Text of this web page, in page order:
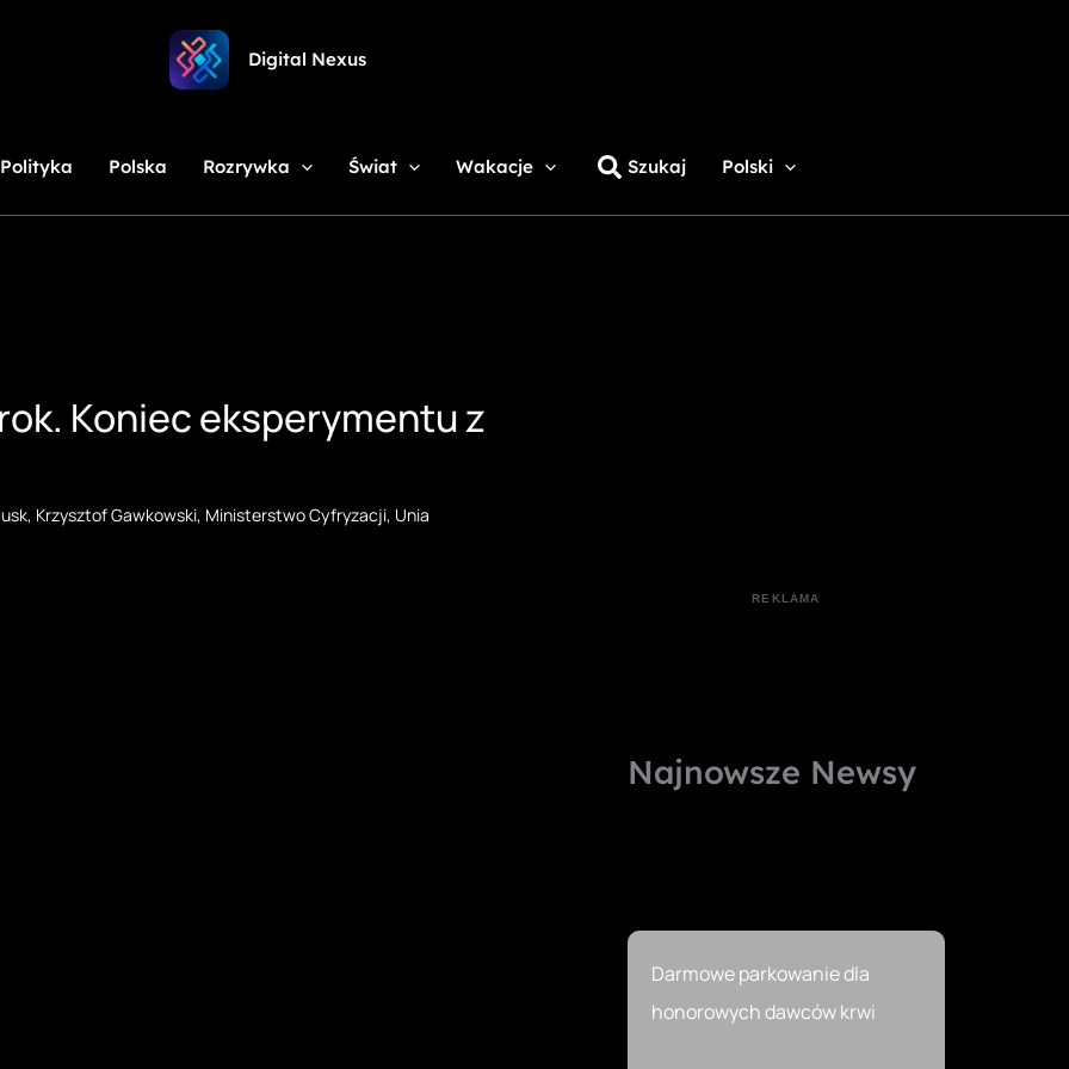
Digital Nexus
Polityka Polska Rozrywka Świat Wakacje Szukaj Polski
Koniec eksperymentu z
, Krzysztof Gawkowski, Ministerstwo Cyfryzacji, Unia
Najnowsze Newsy
Darmowe parkowanie dla
honorowych dawców krwi